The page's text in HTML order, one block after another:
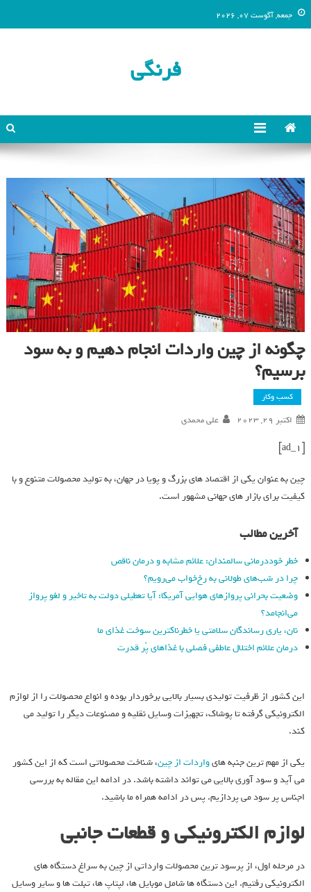
جمعه, آگوست 07, 2026
فرنگی
چگونه از چین واردات انجام دهیم و به سود
برسیم؟
کسب وکار
اکتبر 29, 2023 علی محمدی
چین به عنوان یکی از اقتصاد های بزرگ و پویا در جهان، به تولید محصولات متنوع و با
کیفیت برای بازار های جهانی مشهور است.
آخرین مطالب
خطر خوددرمانی سالمندان: علائم مشابه و درمان ناقص
چرا در شب‌های طولانی به رخ‌خواب می‌رویم؟
وضعیت بحرانی پروازهای هوایی آمریکا: آیا تعطیلی دولت به تاخیر و لغو پرواز
می‌انجامد؟
نان، یاری رساندگان سلامتی یا خطرناکترین سوخت غذای ما
درمان علائم اختلال عاطفی فصلی با غذاهای پُر قدرت
این کشور از ظرفیت تولیدی بسیار بالایی برخوردار بوده و انواع محصولات را از لوازم
الکترونیکی گرفته تا پوشاک، تجهیزات وسایل نقلیه و مصنوعات دیگر را تولید می‌
کند.
یکی از مهم ‌ترین جنبه‌ هایواردات از چین، شناخت محصولاتی است که از این کشور
می ‌آید و سود آوری بالایی می ‌تواند داشته باشد. در ادامه این مقاله به بررسی
اجناس پر سود می پردازیم. پس در ادامه همراه ما باشید.
لوازم الکترونیکی و قطعات جانبی
در مرحله اول، از پرسود ترین محصولات وارداتی از چین به سراغ دستگاه ‌های
الکترونیکی رفتیم. این دستگاه‌ ها شامل موبایل ‌ها، لپتاپ‌ ها، تبلت ‌ها و سایر وسایل